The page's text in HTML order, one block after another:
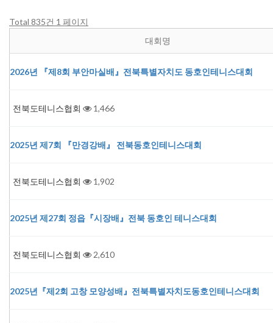
Total 835건 1 페이지
대회명
2026년 『제8회 부안마실배』전북특별자치도 동호인테니스대회
전북도테니스협회 1,466
2025년 제7회 『만경강배』 전북동호인테니스대회
전북도테니스협회 1,902
2025년 제27회 정읍『시장배』전북 동호인 테니스대회
전북도테니스협회 2,610
2025년『제2회 고창 모양성배』전북특별자치도동호인테니스대회